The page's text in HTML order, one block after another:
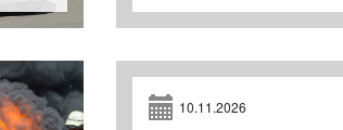
10.11.2026